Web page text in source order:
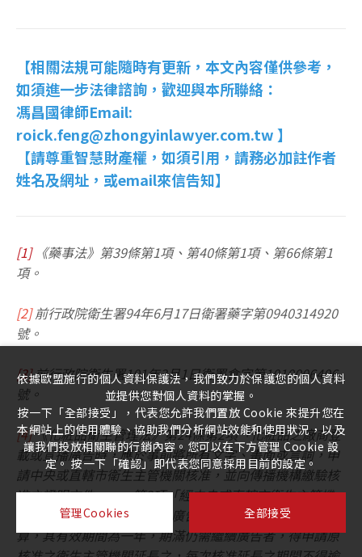
【相關法規可能隨時有更新，本文內容僅供參考，
如須進一步法律諮詢，歡迎與本所聯絡：
馮昌國律師Email:
roick.feng@zhongyinlawyer.com.tw 】
【請尊重智慧財產權，如須引用，請務必加註作者
姓名及網址，或email來信告知】
[1] 《藥事法》第39條第1項、第40條第1項、第66條第1
項。
[2] 前行政院衛生署94年6月17日衛署藥字第0940314920
號。
[3]前行政院衛生署101年3月1日衛署食字第1010006406
號。
[4]《化粧品衛生管理法》第24條第2項「化粧品之廠商登
載或宣播廣告時，應於事前將所有文字、畫面或言詞，申
請中央或直轄市衛生主管機關核准，並向傳播機構繳驗核
准之證明文件。」、第3項「經中央或直轄市衛生主管機
關依前項規定核准之化粧品廣告，自核發證明文件之日起
算，其有效期間為一年，期滿仍需繼續廣告者，得申請原
依據歐盟施行的個人資料保護法，我們致力於保護您的個人資料
並提供您對個人資料的掌握。
按一下「全部接受」，代表您允許我們置放 Cookie 來提升您在
本網站上的使用體驗、協助我們分析網站效能和使用狀況，以及
讓我們投放相關聯的行銷內容。您可以在下方管理 Cookie 設
定。 按一下「確認」即代表您同意採用目前的設定。
管理Cookies 全部接受